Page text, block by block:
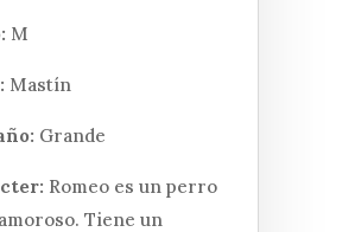
M
Mastín
Grande
Romeo es un perro
Tiene un